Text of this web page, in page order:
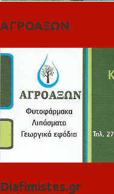
ΑΓΡΟΑΞΩΝ
Diafimistes.gr